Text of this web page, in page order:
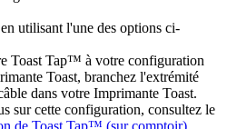
utilisant l'une des options ci-
Toast Tap™ à votre configuration
Toast, branchez l'extrémité
dans votre Imprimante Toast.
sur cette configuration, consultez le